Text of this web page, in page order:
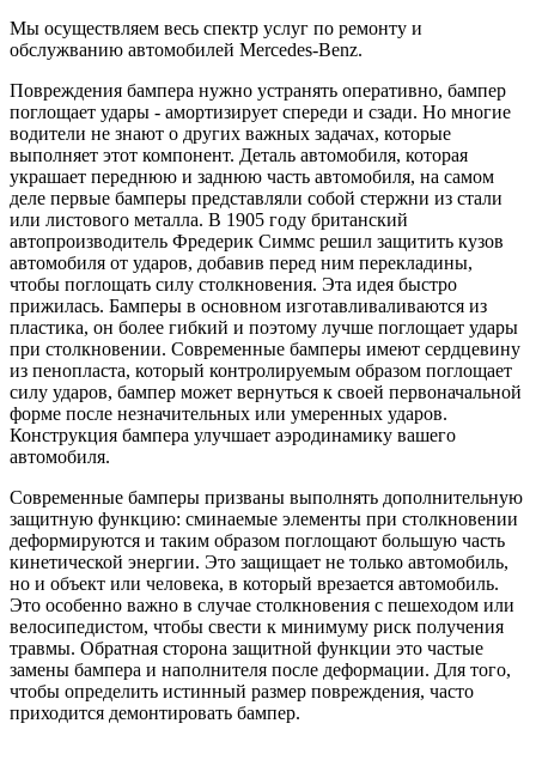
Мы осуществляем весь спектр услуг по ремонту и
обслужванию автомобилей Mercedes-Benz.
Повреждения бампера нужно устранять оперативно, бампер
поглощает удары - амортизирует спереди и сзади. Но многие
водители не знают о других важных задачах, которые
выполняет этот компонент. Деталь автомобиля, которая
украшает переднюю и заднюю часть автомобиля, на самом
деле первые бамперы представляли собой стержни из стали
или листового металла. В 1905 году британский
автопроизводитель Фредерик Симмс решил защитить кузов
автомобиля от ударов, добавив перед ним перекладины,
чтобы поглощать силу столкновения. Эта идея быстро
прижилась. Бамперы в основном изготавливаливаются из
пластика, он более гибкий и поэтому лучше поглощает удары
при столкновении. Современные бамперы имеют сердцевину
из пенопласта, который контролируемым образом поглощает
силу ударов, бампер может вернуться к своей первоначальной
форме после незначительных или умеренных ударов.
Конструкция бампера улучшает аэродинамику вашего
автомобиля.
Современные бамперы призваны выполнять дополнительную
защитную функцию: сминаемые элементы при столкновении
деформируются и таким образом поглощают большую часть
кинетической энергии. Это защищает не только автомобиль,
но и объект или человека, в который врезается автомобиль.
Это особенно важно в случае столкновения с пешеходом или
велосипедистом, чтобы свести к минимуму риск получения
травмы. Обратная сторона защитной функции это частые
замены бампера и наполнителя после деформации. Для того,
чтобы определить истинный размер повреждения, часто
приходится демонтировать бампер.